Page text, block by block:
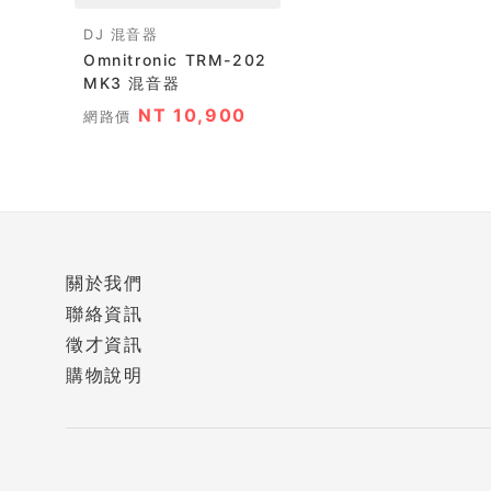
DJ 混音器
Omnitronic TRM-202
MK3 混音器
網路價 NT 10,900
關於我們
聯絡資訊
徵才資訊
購物說明